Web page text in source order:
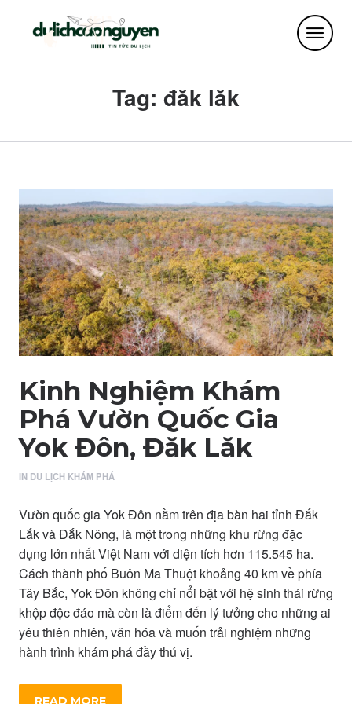
Tag: đăk lăk
Kinh Nghiệm Khám
Phá Vườn Quốc Gia
Yok Đôn, Đăk Lăk
IN DU LỊCH KHÁM PHÁ
Vườn quốc gia Yok Đôn nằm trên địa bàn hai tỉnh Đắk
Lắk và Đắk Nông, là một trong những khu rừng đặc
dụng lớn nhất Việt Nam với diện tích hơn 115.545 ha.
Cách thành phố Buôn Ma Thuột khoảng 40 km về phía
Tây Bắc, Yok Đôn không chỉ nổi bật với hệ sinh thái rừng
khộp độc đáo mà còn là điểm đến lý tưởng cho những ai
yêu thiên nhiên, văn hóa và muốn trải nghiệm những
hành trình khám phá đầy thú vị.
READ MORE